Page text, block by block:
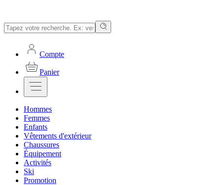
Compte
Panier
Hommes
Femmes
Enfants
Vêtements d'extérieur
Chaussures
Équipement
Activités
Ski
Promotion